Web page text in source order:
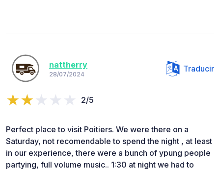
nattherry
28/07/2024
Traducir
2/5
Perfect place to visit Poitiers. We were there on a
Saturday, not recomendable to spend the night , at least
in our experience, there were a bunch of ypung people
partying, full volume music.. 1:30 at night we had to